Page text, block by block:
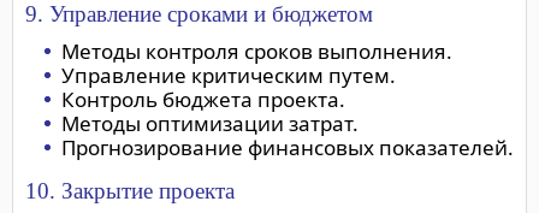
9. Управление сроками и бюджетом
Методы контроля сроков выполнения.
Управление критическим путем.
Контроль бюджета проекта.
Методы оптимизации затрат.
Прогнозирование финансовых показателей.
10. Закрытие проекта